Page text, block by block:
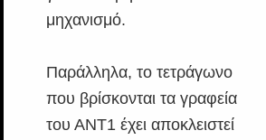
μηχανισμό.
Παράλληλα, το τετράγωνο
που βρίσκονται τα γραφεία
του ΑΝΤ1 έχει αποκλειστεί